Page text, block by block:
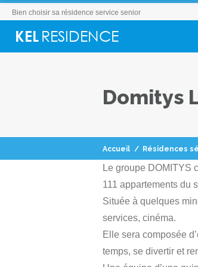
Bien choisir sa résidence service senior
Domitys
Accueil / Résidences
Le groupe DOMITYS
111 appartements du
Située à quelques
services, cinéma.
Elle sera composée
temps, se divertir et